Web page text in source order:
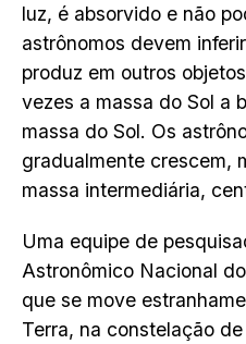
luz, é absorvido e não
astrônomos devem
produz em outros
vezes a massa do Sol a
massa do Sol. Os
gradualmente crescem,
massa intermediária,
Uma equipe de
Astronômico Nacional
que se move
Terra, na constelação